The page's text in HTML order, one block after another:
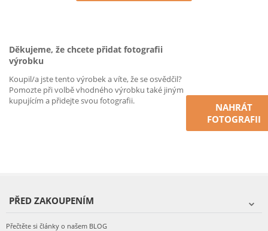
Děkujeme, že chcete přidat fotografii
výrobku
Koupil/a jste tento výrobek a víte, že se osvědčil?
Pomozte při volbě vhodného výrobku také jiným
kupujícím a přidejte svou fotografii.
NAHRÁT
FOTOGRAFII
PŘED ZAKOUPENÍM
Přečtěte si články o našem BLOG